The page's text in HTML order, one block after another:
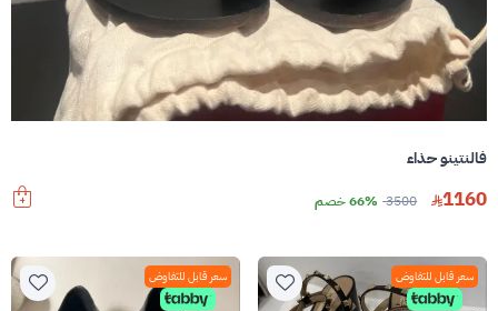
فالنتينو حذاء
1160
3500 66% خصم
سعر قابل للتفاوض سعر قابل للتفاوض